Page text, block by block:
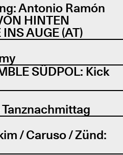
Antonio Ramón
HINTEN
AUGE (AT)
SÜDPOL: Kick
/ Caruso / Zünd: